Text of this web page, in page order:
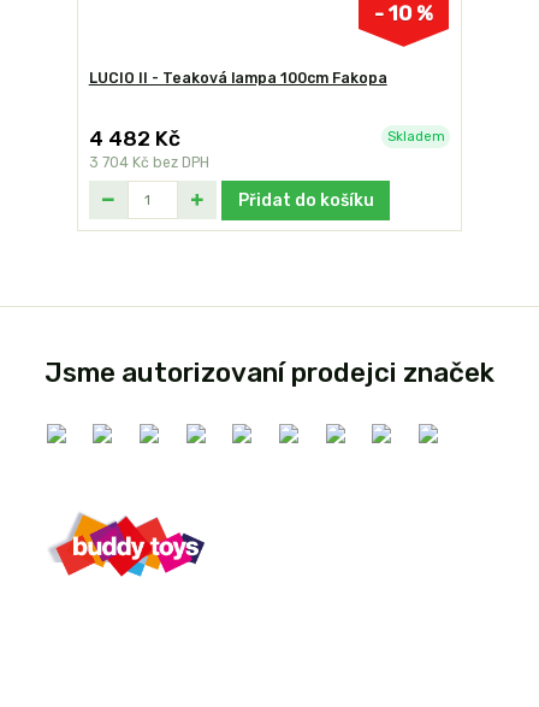
- 10 %
LUCIO II - Teaková lampa 100cm Fakopa
4 482 Kč
3 704 Kč bez DPH
Skladem
Přidat do košíku
Jsme autorizovaní prodejci značek